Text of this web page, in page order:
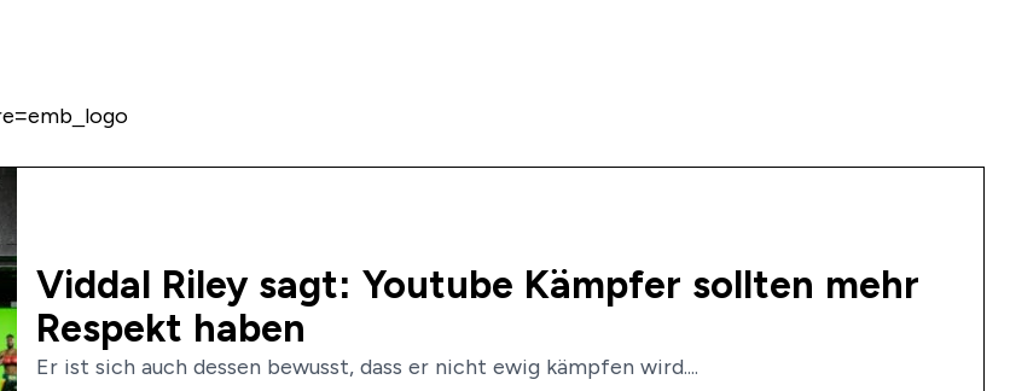
Viddal Riley sagt: Youtube Kämpfer sollten mehr
Respekt haben
Er ist sich auch dessen bewusst, dass er nicht ewig kämpfen wird....